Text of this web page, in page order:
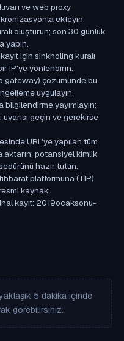
ve web proxy
ekleyin.
oluşturun; son 30 günlük
için sinkholing kuralı
IP'ye yönlendirin.
gateway) çözümünde bu
uygulayın.
bilgilendirme yayımlayın;
geçin ve gerekirse
URL'ye yapılan tüm
aktarın; potansiyel kimlik
hazır tutun.
platformuna (TIP)
kaynak:
kayıt: 2019ocaksonu-
5 dakika içinde
görebilirsiniz.